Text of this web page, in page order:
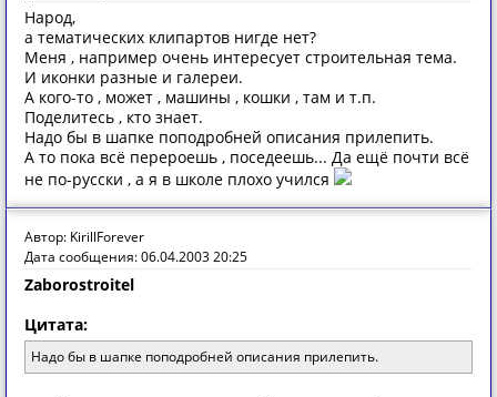
Народ,
а тематических клипартов нигде нет?
Меня , например очень интересует строительная тема.
И иконки разные и галереи.
А кого-то , может , машины , кошки , там и т.п.
Поделитесь , кто знает.
Надо бы в шапке поподробней описания прилепить.
А то пока всё перероешь , поседеешь... Да ещё почти всё
не по-русски , а я в школе плохо учился
Автор: KirillForever
Дата сообщения: 06.04.2003 20:25
Zaborostroitel
Цитата:
Надо бы в шапке поподробней описания прилепить.